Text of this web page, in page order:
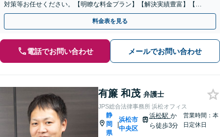
対策等お任せください。【明瞭な料金プラン】【解決実績豊富】【電
話相談可】
料金表を見る
電話でお問い合わせ メールでお問い合わせ
有簾 和茂 弁護士
JPS総合法律事務所 浜松オフィス
静
岡
県
|
浜松市
中央区
浜松駅 か
ら徒歩3分
営業時間：本
日定休日